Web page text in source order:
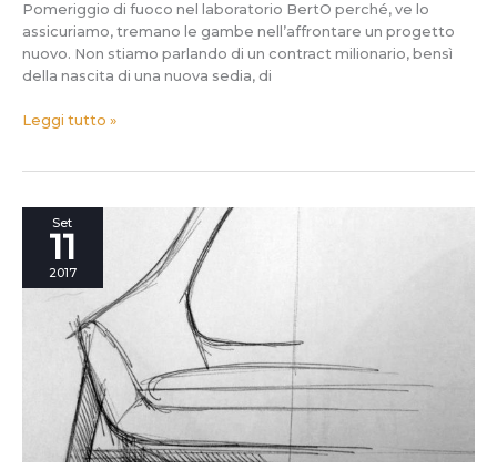
Pomeriggio di fuoco nel laboratorio BertO perché, ve lo
assicuriamo, tremano le gambe nell’affrontare un progetto
nuovo. Non stiamo parlando di un contract milionario, bensì
della nascita di una nuova sedia, di
Leggi tutto »
Set
11
2017
Crrraft:
ovvero
COMITATO.
poltrona
Hanna.